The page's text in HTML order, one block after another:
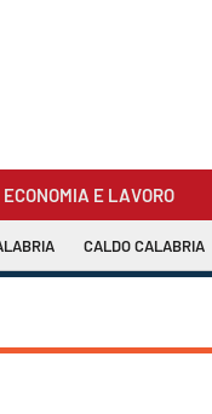
ECONOMIA E LAVORO
CALDO CALABRIA